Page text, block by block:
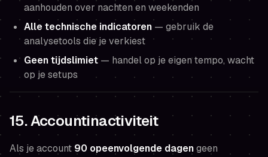
aanhouden over nachten en weekenden
Alle technische indicatoren — gebruik de
analysetools die je verkiest
Geen tijdslimiet — handel op je eigen tempo, wacht
op je setups
15. Accountinactiviteit
Als je account 90 opeenvolgende dagengeen